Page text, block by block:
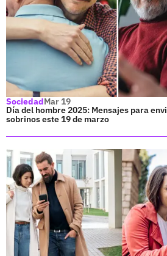
SociedadMar 19
Día del hombre 2025: Mensajes para
sobrinos este 19 de marzo